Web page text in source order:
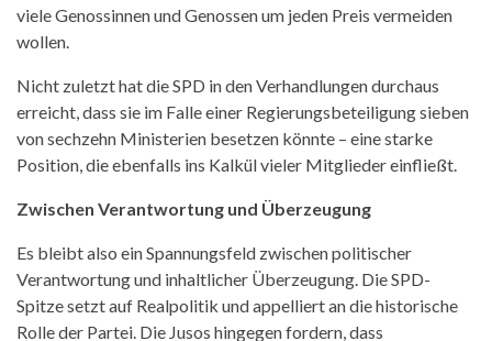
viele Genossinnen und Genossen um jeden Preis vermeiden
wollen.
Nicht zuletzt hat die SPD in den Verhandlungen durchaus
erreicht, dass sie im Falle einer Regierungsbeteiligung sieben
von sechzehn Ministerien besetzen könnte – eine starke
Position, die ebenfalls ins Kalkül vieler Mitglieder einfließt.
Zwischen Verantwortung und Überzeugung
Es bleibt also ein Spannungsfeld zwischen politischer
Verantwortung und inhaltlicher Überzeugung. Die SPD-
Spitze setzt auf Realpolitik und appelliert an die historische
Rolle der Partei. Die Jusos hingegen fordern, dass